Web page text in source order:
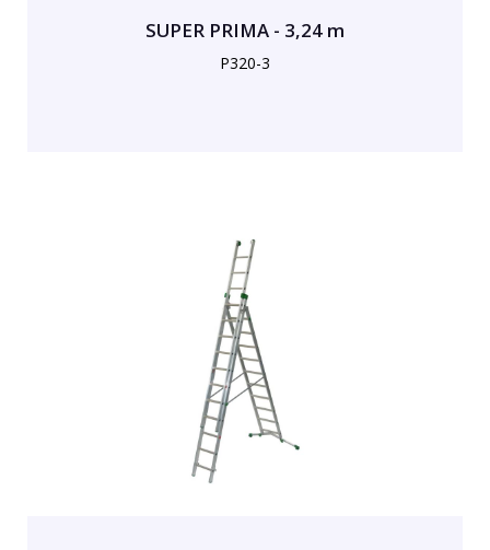
SUPER PRIMA - 3,24 m
P320-3